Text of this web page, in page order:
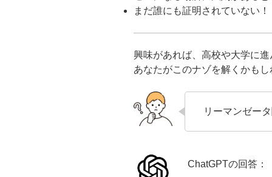
まだ誰にも証明されていない！
興味があれば、高校や大学に
あなたがこのナゾを解くかも
リーマンゼー
ChatGPTの回答：